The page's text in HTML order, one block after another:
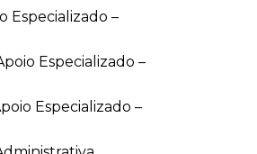
Especializado –
Especializado –
Especializado –